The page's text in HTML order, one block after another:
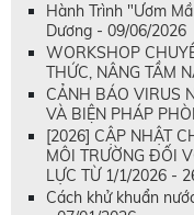
Hành Trình "Ươm
Dương - 09/06/2026
WORKSHOP
THỨC, NÂNG TẦM
CẢNH BÁO VIRUS
VÀ BIỆN PHÁP
[2026] CẬP NHẬT
MÔI TRƯỜNG ĐỐI
LỰC TỪ 1/1/2026 -
Cách khử khuẩn